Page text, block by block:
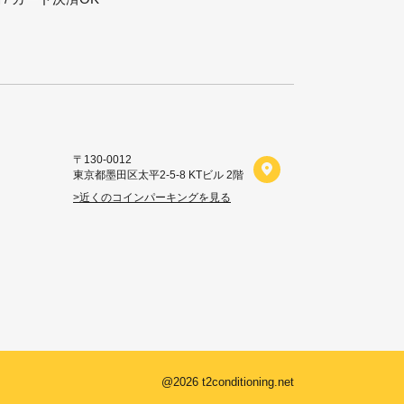
FIT FOOD HOME
ご購入はこちら
〒130-0012
東京都墨田区太平2-5-8 KTビル 2階
>近くのコインパーキングを見る
@2026 t2conditioning.net